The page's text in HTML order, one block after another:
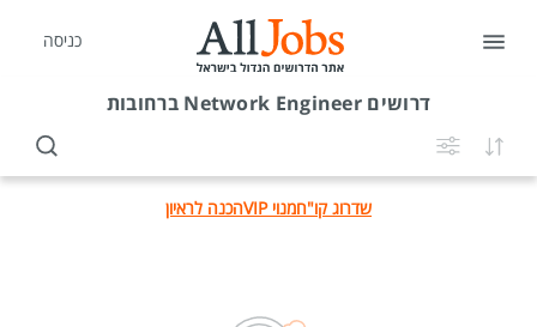
כניסה
דרושים Network Engineer ברחובות
שדרוג קו"חמנוי VIP הכנה לראיון